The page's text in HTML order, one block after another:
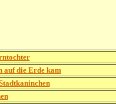
auf die Erde kam